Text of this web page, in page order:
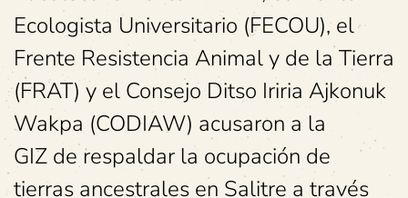
Ecologista Universitario (FECOU), el
Frente Resistencia Animal y de la Tierra
(FRAT) y el Consejo Ditso Iriria Ajkonuk
Wakpa (CODIAW) acusaron a la
GIZ de respaldar la ocupación de
tierras ancestrales en Salitre a través